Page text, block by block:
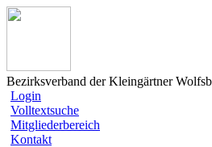
Bezirksverband der Kleingärtner
Login
Volltextsuche
Mitgliederbereich
Kontakt